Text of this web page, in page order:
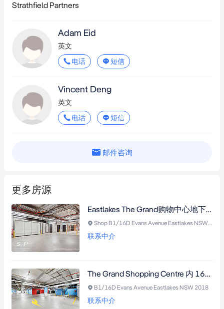
Strathfield Partners
Adam Eid
英文
电话
短信
Vincent Deng
英文
电话
短信
邮件咨询
更多房源
Eastlakes The Grand购物中心地下层23㎡零售商铺，现代门面高曝光，小生意良机。
Shop B1/16D Evans Avenue Eastlakes NSW 2018
联系中介
The Grand Shopping Centre 内 169 平米专用洗车设施出租，含独立办公室，坐拥高客流与地下停车场，商业机遇尽显。
B1/16D Evans Avenue Eastlakes NSW 2018
联系中介